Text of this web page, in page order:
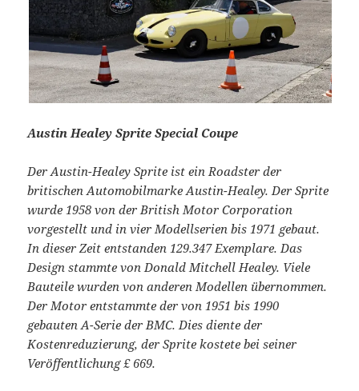
Austin Healey Sprite Special Coupe
Der Austin-Healey Sprite ist ein Roadster der
britischen Automobilmarke Austin-Healey. Der Sprite
wurde 1958 von der British Motor Corporation
vorgestellt und in vier Modellserien bis 1971 gebaut.
In dieser Zeit entstanden 129.347 Exemplare. Das
Design stammte von Donald Mitchell Healey. Viele
Bauteile wurden von anderen Modellen übernommen.
Der Motor entstammte der von 1951 bis 1990
gebauten A-Serie der BMC. Dies diente der
Kostenreduzierung, der Sprite kostete bei seiner
Veröffentlichung £ 669.